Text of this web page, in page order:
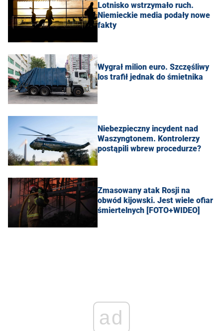
Lotnisko wstrzymało ruch.
Niemieckie media podały nowe
fakty
Wygrał milion euro. Szczęśliwy
los trafił jednak do śmietnika
Niebezpieczny incydent nad
Waszyngtonem. Kontrolerzy
postąpili wbrew procedurze?
Zmasowany atak Rosji na
obwód kijowski. Jest wiele ofiar
śmiertelnych [FOTO+WIDEO]
ad